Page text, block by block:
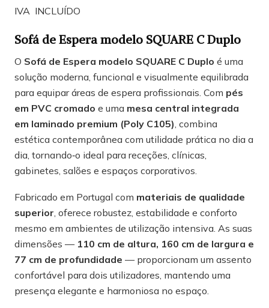
IVA INCLUÍDO
Sofá de Espera modelo SQUARE C Duplo
O Sofá de Espera modelo SQUARE C Duplo é uma
solução moderna, funcional e visualmente equilibrada
para equipar áreas de espera profissionais. Com pés
em PVC cromado e uma mesa central integrada
em laminado premium (Poly C105), combina
estética contemporânea com utilidade prática no dia a
dia, tornando‑o ideal para receções, clínicas,
gabinetes, salões e espaços corporativos.
Fabricado em Portugal com materiais de qualidade
superior, oferece robustez, estabilidade e conforto
mesmo em ambientes de utilização intensiva. As suas
dimensões — 110 cm de altura, 160 cm de largura e
77 cm de profundidade — proporcionam um assento
confortável para dois utilizadores, mantendo uma
presença elegante e harmoniosa no espaço.